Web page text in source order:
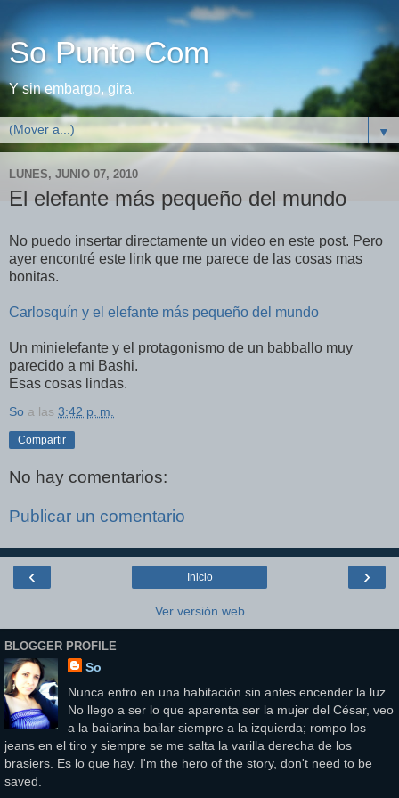
So Punto Com
Y sin embargo, gira.
▼
LUNES, JUNIO 07, 2010
El elefante más pequeño del mundo
No puedo insertar directamente un video en este post. Pero
ayer encontré este link que me parece de las cosas mas
bonitas.
Carlosquín y el elefante más pequeño del mundo
Un minielefante y el protagonismo de un babballo muy
parecido a mi Bashi.
Esas cosas lindas.
So a las 3:42 p. m.
Compartir
No hay comentarios:
Publicar un comentario
‹ ›
Inicio
Ver versión web
BLOGGER PROFILE
So
Nunca entro en una habitación sin antes encender la luz.
No llego a ser lo que aparenta ser la mujer del César, veo
a la bailarina bailar siempre a la izquierda; rompo los
jeans en el tiro y siempre se me salta la varilla derecha de los
brasiers. Es lo que hay. I'm the hero of the story, don't need to be
saved.